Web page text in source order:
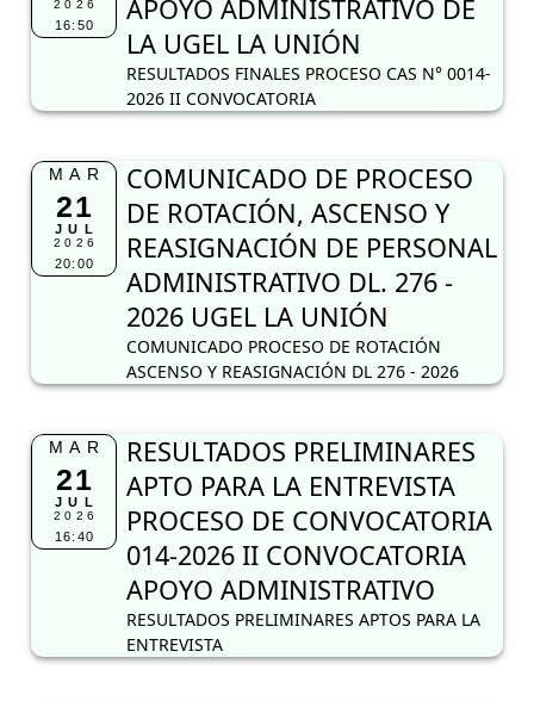
2026
16:50
APOYO ADMINISTRATIVO DE
LA UGEL LA UNIÓN
RESULTADOS FINALES PROCESO CAS N° 0014-
2026 II CONVOCATORIA
MAR
21
JUL
2026
20:00
COMUNICADO DE PROCESO
DE ROTACIÓN, ASCENSO Y
REASIGNACIÓN DE PERSONAL
ADMINISTRATIVO DL. 276 -
2026 UGEL LA UNIÓN
COMUNICADO PROCESO DE ROTACIÓN
ASCENSO Y REASIGNACIÓN DL 276 - 2026
MAR
21
JUL
2026
16:40
RESULTADOS PRELIMINARES
APTO PARA LA ENTREVISTA
PROCESO DE CONVOCATORIA
014-2026 II CONVOCATORIA
APOYO ADMINISTRATIVO
RESULTADOS PRELIMINARES APTOS PARA LA
ENTREVISTA